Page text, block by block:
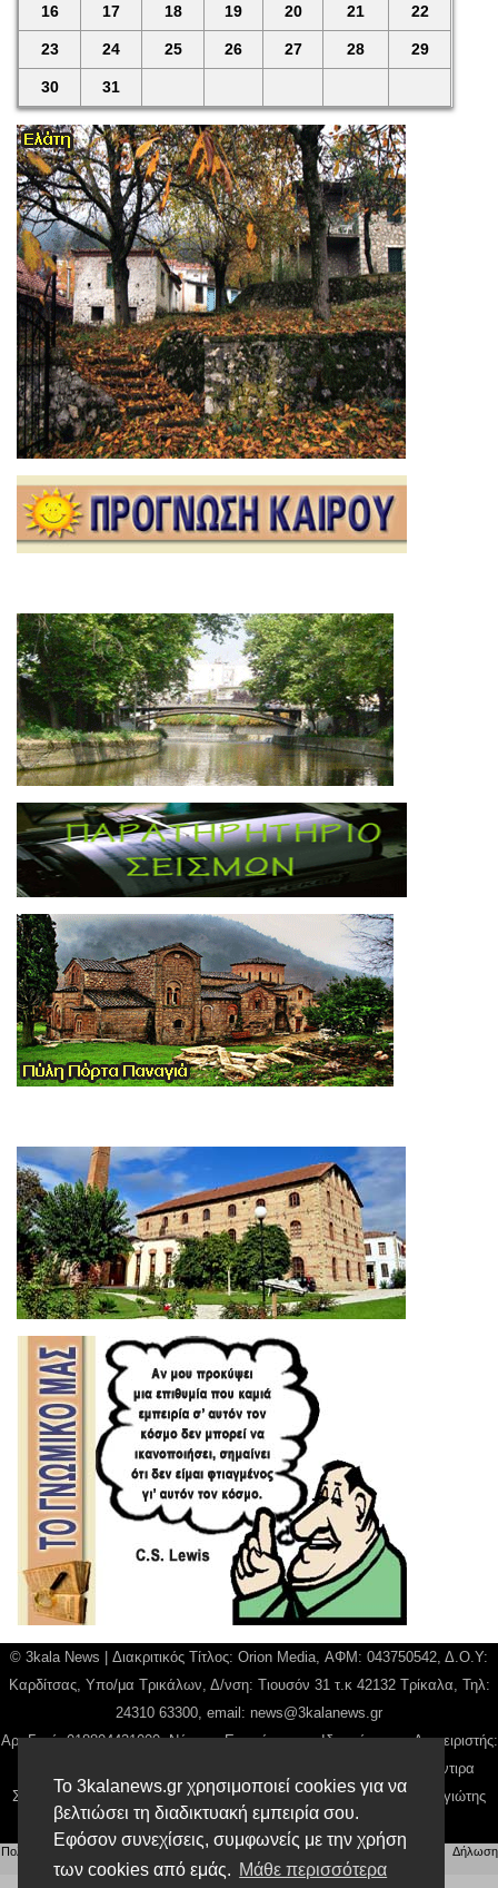
Το 3kalanews.gr χρησιμοποιεί cookies για να
βελτιώσει τη διαδικτυακή εμπειρία σου.
Εφόσον συνεχίσεις, συμφωνείς με την χρήση
των cookies από εμάς. Μάθε περισσότερα
16 17 18 19 20 21 22
23 24 25 26 27 28 29
30 31
© 3kala News | Διακριτικός Τίτλος: Orion Media, ΑΦΜ: 043750542, Δ.Ο.Υ:
Καρδίτσας, Υπο/μα Τρικάλων, Δ/νση: Τιουσόν 31 τ.κ 42132 Τρίκαλα, Τηλ:
24310 63300, email: news@3kalanews.gr
Αρ. Γεμή: 018804431000, Νόμιμος Εκπρόσωπος, Ιδιοκτήτης και Διαχειριστής:
Παναγιώτης Φιλίππου, Διευθύντρια: Γιαννουσά Βασιλική, Διευθύντιρα
Σύνταξης: Μπαλαμπάνη Βασιλική. Δικαιούχος domain name Παναγιώτης
Φιλίππου
Πολιτική απορρήτου Αίτηση Διαχείρισης Προσωπικών Δεδομένων |Όροι χρήσης
Δήλωση
Συμμόρφωσης